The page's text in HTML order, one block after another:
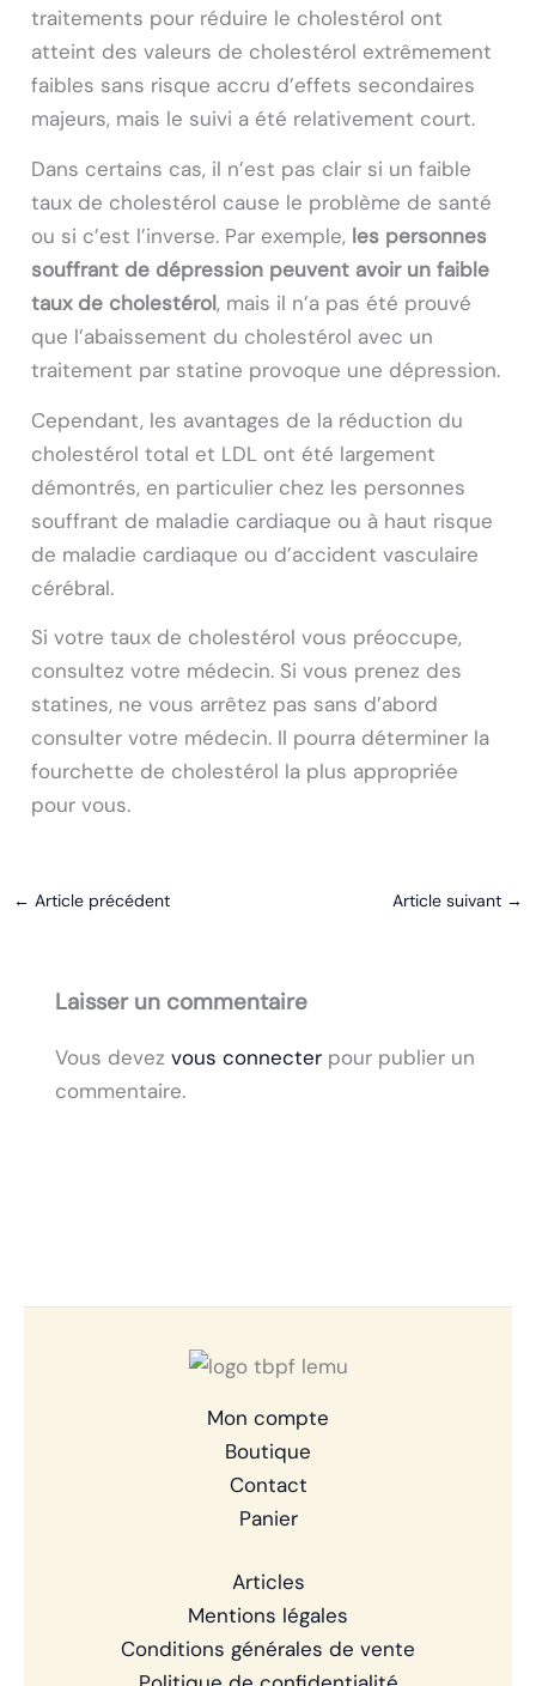
traitements pour réduire le cholestérol ont
atteint des valeurs de cholestérol extrêmement
faibles sans risque accru d’effets secondaires
majeurs, mais le suivi a été relativement court.
Dans certains cas, il n’est pas clair si un faible
taux de cholestérol cause le problème de santé
ou si c’est l’inverse. Par exemple, les personnes
souffrant de dépression peuvent avoir un faible
taux de cholestérol, mais il n’a pas été prouvé
que l’abaissement du cholestérol avec un
traitement par statine provoque une dépression.
Cependant, les avantages de la réduction du
cholestérol total et LDL ont été largement
démontrés, en particulier chez les personnes
souffrant de maladie cardiaque ou à haut risque
de maladie cardiaque ou d’accident vasculaire
cérébral.
Si votre taux de cholestérol vous préoccupe,
consultez votre médecin. Si vous prenez des
statines, ne vous arrêtez pas sans d’abord
consulter votre médecin. Il pourra déterminer la
fourchette de cholestérol la plus appropriée
pour vous.
← Article précédent Article suivant →
Laisser un commentaire
Vous devez vous connecterpour publier un
commentaire.
Mon compte
Boutique
Contact
Panier
Articles
Mentions légales
Conditions générales de vente